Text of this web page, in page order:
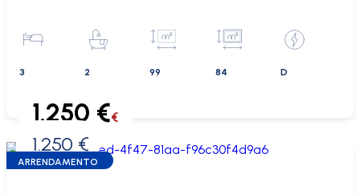
3 2 99 84 D
0 €
1.250 €€
1.250 €
ARRENDAMENTO